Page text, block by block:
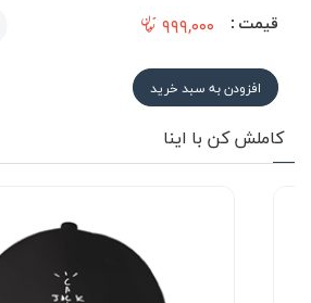
قیمت : ۹۹۹,۰۰۰
افزودن به سبد خرید
کاملش کن با اینا